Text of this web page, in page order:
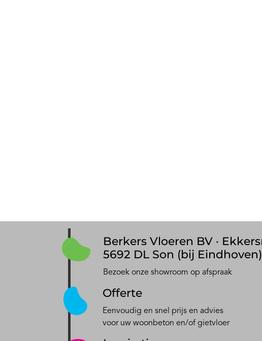
Berkers Vloeren BV ·
5692 DL Son (bij Eindhoven)
Bezoek onze showroom op afspraak
Offerte
Eenvoudig en snel prijs en advies
voor uw woonbeton en/of gietvloer